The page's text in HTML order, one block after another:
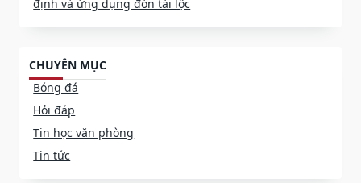
định và ứng dụng đón tài lộc
CHUYÊN MỤC
Bóng đá
Hỏi đáp
Tin học văn phòng
Tin tức